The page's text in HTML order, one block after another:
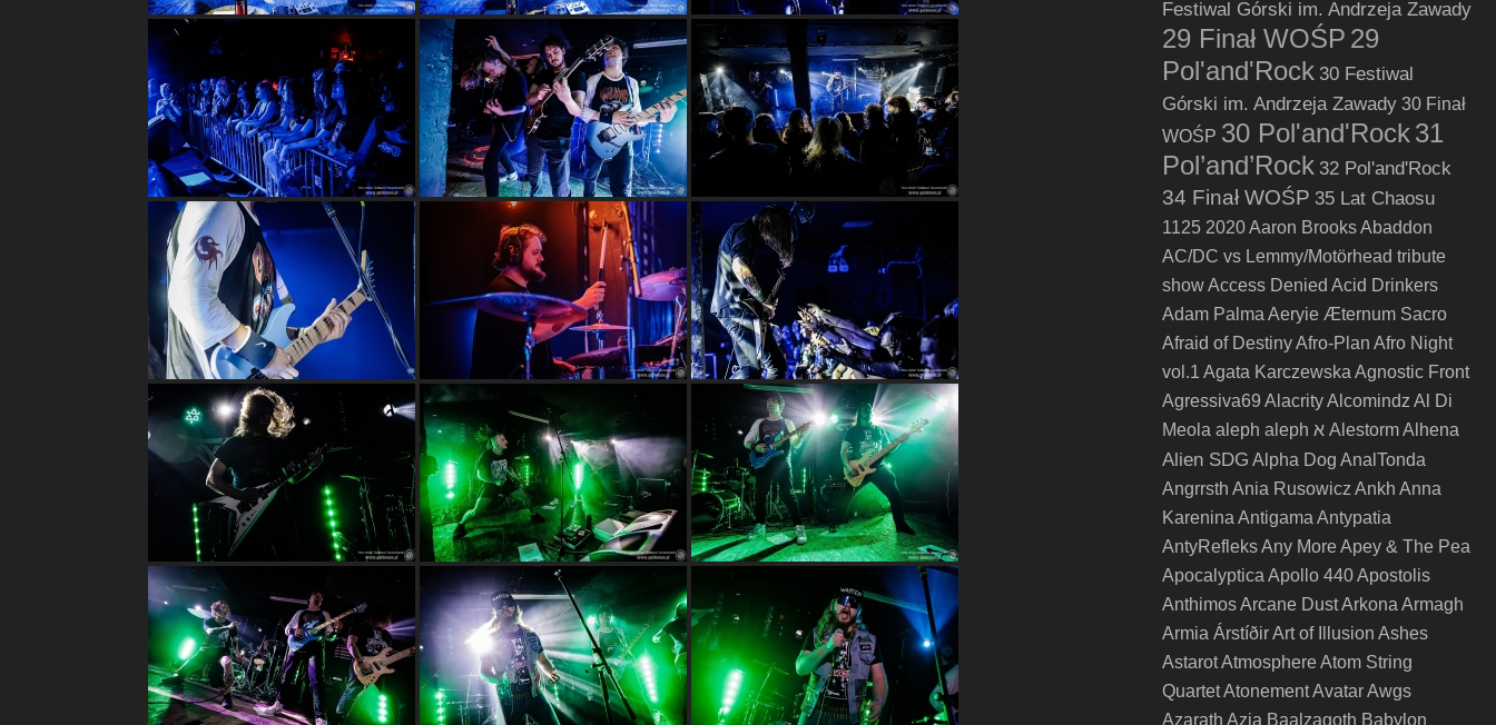
Festiwal Górski im. Andrzeja Zawady
29 Finał WOŚP 29
Pol'and'Rock 30 Festiwal
Górski im. Andrzeja Zawady 30 Finał
WOŚP 30 Pol'and'Rock31
Pol’and’Rock 32 Pol'and'Rock
34 Finał WOŚP 35 Lat Chaosu
1125 2020Aaron BrooksAbaddon
AC/DC vs Lemmy/Motörhead tribute
showAccess Denied Acid Drinkers
Adam Palma Aeryie Æternum Sacro
Afraid of DestinyAfro-Plan Afro Night
vol.1 Agata Karczewska Agnostic Front
Agressiva69 AlacrityAlcomindz Al Di
Meola aleph aleph א AlestormAlhena
Alien SDG Alpha Dog AnalTonda
Angrrsth Ania Rusowicz Ankh Anna
Karenina Antigama Antypatia
AntyRefleksAny MoreApey & The Pea
Apocalyptica Apollo 440Apostolis
AnthimosArcane DustArkona Armagh
Armia ÁrstíðirArt of Illusion Ashes
AstarotAtmosphereAtom String
QuartetAtonementAvatarAwgs
Azarath Azja Baalzagoth Babylon